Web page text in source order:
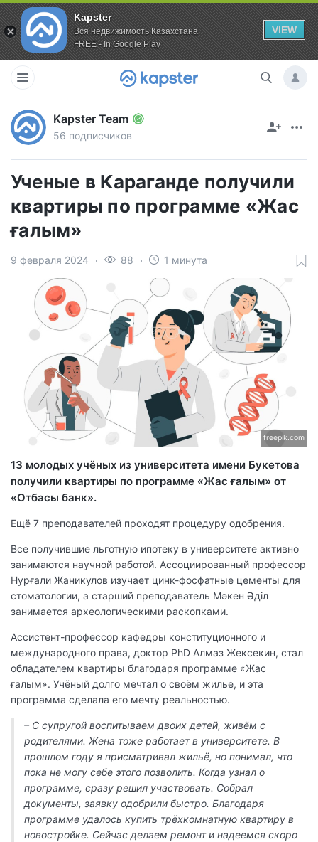
Kapster
Вся недвижимость Казахстана
FREE - In Google Play
VIEW
Kapster Team
56 подписчиков
Ученые в Караганде получили
квартиры по программе «Жас
ғалым»
9 февраля 2024 88 1 минута
freepik.com
13 молодых учёных из университета имени Букетова
получили квартиры по программе «Жас ғалым» от
«Отбасы банк».
Ещё 7 преподавателей проходят процедуру одобрения.
Все получившие льготную ипотеку в университете активно
занимаются научной работой. Ассоциированный профессор
Нурғали Жаникулов изучает цинк-фосфатные цементы для
стоматологии, а старший преподаватель Мәкен Әділ
занимается археологическими раскопками.
Ассистент-профессор кафедры конституционного и
международного права, доктор PhD Алмаз Жексекин, стал
обладателем квартиры благодаря программе «Жас
ғалым». Учёный долго мечтал о своём жилье, и эта
программа сделала его мечту реальностью.
– С супругой воспитываем двоих детей, живём с
родителями. Жена тоже работает в университете. В
прошлом году я присматривал жильё, но понимал, что
пока не могу себе этого позволить. Когда узнал о
программе, сразу решил участвовать. Собрал
документы, заявку одобрили быстро. Благодаря
программе удалось купить трёхкомнатную квартиру в
новостройке. Сейчас делаем ремонт и надеемся скоро